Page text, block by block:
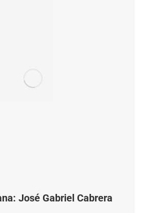
José Gabriel Cabrera